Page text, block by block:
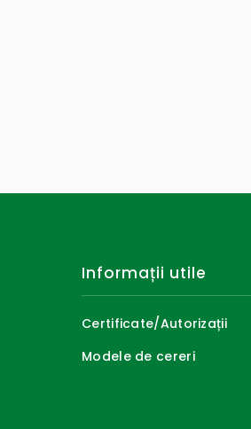
Informații utile
Certificate/Autorizații
Modele de cereri